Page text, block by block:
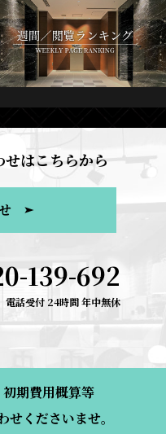
はこちらから
139-692
電話受付 24時間 年中無休
期費用概算等
くださいませ。